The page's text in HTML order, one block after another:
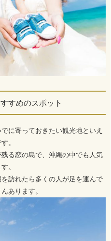
すめのスポット
に寄っておきたい観光地といえ
。
る恋の島で、沖縄の中でも人気
。
訪れたら多くの人が足を運んで
あります。